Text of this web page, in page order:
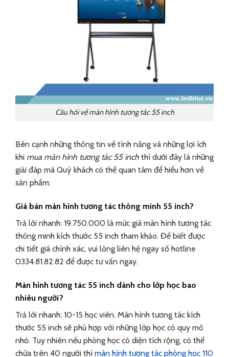
Câu hỏi về màn hình tương tác 55 inch
Bên cạnh những thông tin về tính năng và những lợi ích
khi mua màn hình tương tác 55 inch thì dưới đây là những
giải đáp mà Quý khách có thể quan tâm để hiểu hơn về
sản phẩm:
Giá bán màn hình tương tác thông minh 55 inch?
Trả lời nhanh: 19.750.000 là mức giá màn hình tương tác
thông minh kích thước 55 inch tham khảo. Để biết được
chi tiết giá chính xác, vui lòng liên hệ ngay số hotline
0334.81.82.82 để được tư vấn ngay.
Màn hình tương tác 55 inch dành cho lớp học bao
nhiêu người?
Trả lời nhanh: 10-15 học viên. Màn hình tương tác kích
thước 55 inch sẽ phù hợp với những lớp học có quy mô
nhỏ. Tuy nhiên nếu phòng học có diện tích rộng, có thể
chứa trên 40 người thì màn hình tương tác phòng học 110